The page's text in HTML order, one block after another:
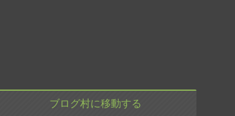
ブログ村に移動する